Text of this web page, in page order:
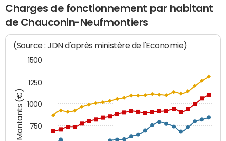
Charges de fonctionnement par habitant
de Chauconin-Neufmontiers
Montants (€)
(Source : JDN d'après ministère de l'Economie)
750
1000
1250
1500